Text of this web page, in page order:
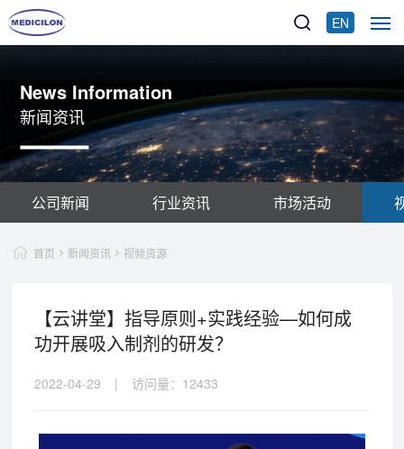
EN
News Information
新闻资讯
公司新闻 行业资讯 市场活动
首页 新闻资讯 视频资源
【云讲堂】指导原则+实践经验—如何成
功开展吸入制剂的研发？
2022-04-29 | 访问量： 12433